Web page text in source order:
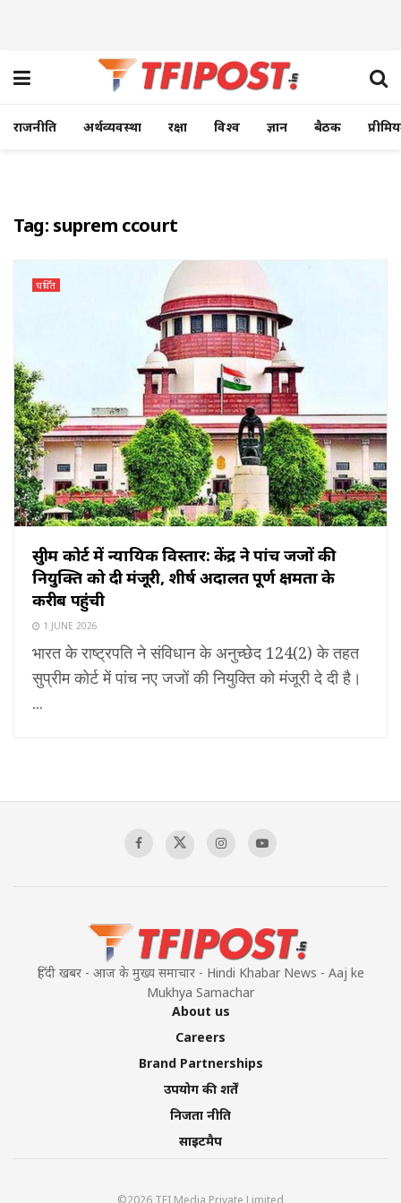
राजनीति अर्थव्यवस्था रक्षा विश्व ज्ञान बैठक
Tag: suprem ccourt
चर्चित
सुप्रीम कोर्ट में न्यायिक विस्तार: केंद्र ने पांच जजों की
नियुक्ति को दी मंजूरी, शीर्ष अदालत पूर्ण क्षमता के
करीब पहुंची
1 JUNE 2026
भारत के राष्ट्रपति ने संविधान के अनुच्छेद 124(2) के तहत
सुप्रीम कोर्ट में पांच नए जजों की नियुक्ति को मंजूरी दे दी है।
...
हिंदी खबर - आज के मुख्य समाचार - Hindi Khabar News - Aaj ke
Mukhya Samachar
About us
Careers
Brand Partnerships
उपयोग की शर्तें
निजता नीति
साइटमैप